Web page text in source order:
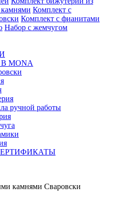
Комплект с
Комплект с фианитами
Набор с жемчугом
MONA
ручной работы
камнями Сваровски